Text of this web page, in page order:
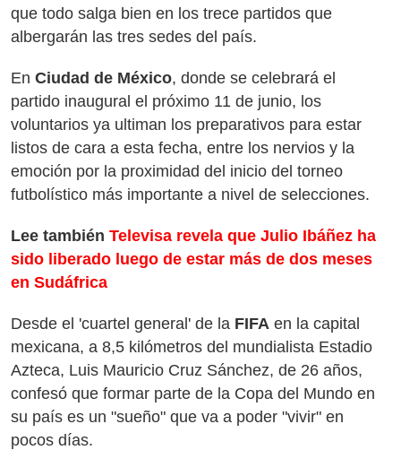
que todo salga bien en los trece partidos que
albergarán las tres sedes del país.
En Ciudad de México, donde se celebrará el
partido inaugural el próximo 11 de junio, los
voluntarios ya ultiman los preparativos para estar
listos de cara a esta fecha, entre los nervios y la
emoción por la proximidad del inicio del torneo
futbolístico más importante a nivel de selecciones.
Lee también Televisa revela que Julio Ibáñez ha
sido liberado luego de estar más de dos meses
en Sudáfrica
Desde el 'cuartel general' de la FIFA en la capital
mexicana, a 8,5 kilómetros del mundialista Estadio
Azteca, Luis Mauricio Cruz Sánchez, de 26 años,
confesó que formar parte de la Copa del Mundo en
su país es un "sueño" que va a poder "vivir" en
pocos días.